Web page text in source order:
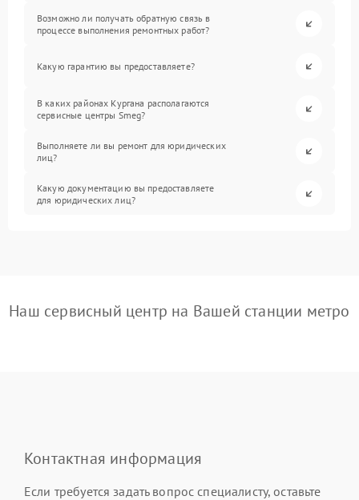
Возможно ли получать обратную связь в
процессе выполнения ремонтных работ?
Какую гарантию вы предоставляете?
В каких районах Кургана располагаются
сервисные центры Smeg?
Выполняете ли вы ремонт для юридических
лиц?
Какую документацию вы предоставляете
для юридических лиц?
Наш сервисный центр на Вашей станции метро
Контактная информация
Если требуется задать вопрос специалисту, оставьте